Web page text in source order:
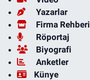
Yazarlar
Firma Rehberi
Röportaj
Biyografi
Anketler
Künye